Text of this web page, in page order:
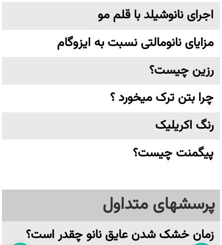
اجرای نانوشیلد با قلم مو
مزایای نانومالتی نسبت به ایزوگام
رزین چیست؟
چرا بتن ترک میخورد ؟
رنگ اکریلیک
پیگمنت چیست؟
پرسشهای متداول
زمان خشک شدن عایق نانو چقدر است؟